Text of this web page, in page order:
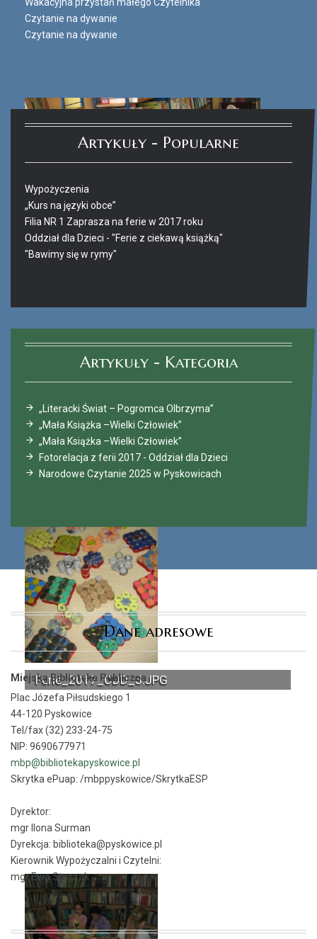
Ferie_2017_ODD_5.JPG
Czytanie na dywanie
Czytanie na dywanie
Artykuły - Popularne
Wypożyczenia
„Kurs na języki obce”
Filia NR 1 Zaprasza na ferie w 2017 roku
Oddział dla Dzieci - "Ferie z ciekawą książką"
"Bawimy się w rymy"
Artykuły - Kategoria
„Literacki Świat – Pogromca Olbrzyma”
„Mała Książka –Wielki Człowiek”
„Mała Książka –Wielki Człowiek”
Fotorelacja z ferii 2017 - Oddział dla Dzieci
Narodowe Czytanie 2025 w Pyskowicach
Dane adresowe
Miejska Biblioteka Publiczna
Plac Józefa Piłsudskiego 1
44-120 Pyskowice
Tel/fax (32) 233-24-75
NIP: 9690677971
mbp@bibliotekapyskowice.pl
Skrytka ePuap: /mbppyskowice/SkrytkaESP
Dyrektor:
mgr Ilona Surman
Dyrekcja: biblioteka@pyskowice.pl
Kierownik Wypożyczalni i Czytelni:
mgr Ewa Staszak